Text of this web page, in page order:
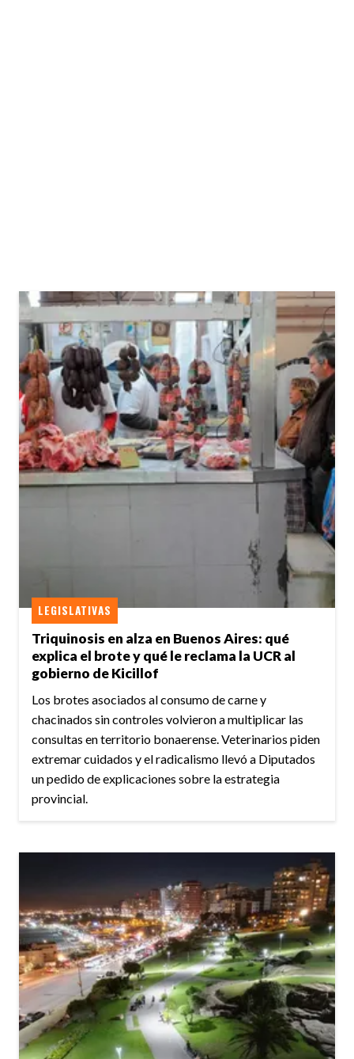
Triquinosis en alza en Buenos Aires: qué
explica el brote y qué le reclama la UCR al
gobierno de Kicillof
LEGISLATIVAS
Los brotes asociados al consumo de carne y
chacinados sin controles volvieron a multiplicar las
consultas en territorio bonaerense. Veterinarios piden
extremar cuidados y el radicalismo llevó a Diputados
un pedido de explicaciones sobre la estrategia
provincial.